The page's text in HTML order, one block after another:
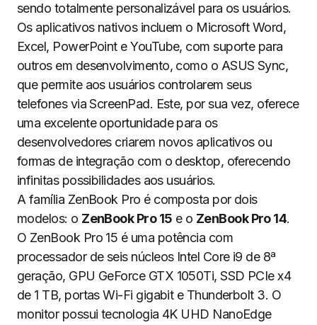
sendo totalmente personalizável para os usuários.
Os aplicativos nativos incluem o Microsoft Word,
Excel, PowerPoint e YouTube, com suporte para
outros em desenvolvimento, como o ASUS Sync,
que permite aos usuários controlarem seus
telefones via ScreenPad. Este, por sua vez, oferece
uma excelente oportunidade para os
desenvolvedores criarem novos aplicativos ou
formas de integração com o desktop, oferecendo
infinitas possibilidades aos usuários.
A família ZenBook Pro é composta por dois
modelos: o ZenBook Pro 15 e o ZenBook Pro 14.
O ZenBook Pro 15 é uma potência com
processador de seis núcleos Intel Core i9 de 8ª
geração, GPU GeForce GTX 1050Ti, SSD PCIe x4
de 1 TB, portas Wi-Fi gigabit e Thunderbolt 3. O
monitor possui tecnologia 4K UHD NanoEdge